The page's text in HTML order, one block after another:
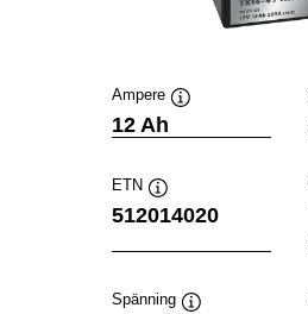
Ampere
12 Ah
ETN
Verktygstips
512014020
Spänning